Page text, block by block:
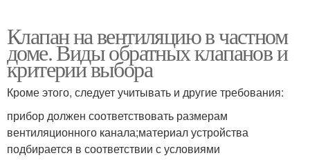
Клапан на вентиляцию в частном
доме. Виды обратных клапанов и
критерии выбора
Кроме этого, следует учитывать и другие требования:
прибор должен соответствовать размерам
вентиляционного канала;материал устройства
подбирается в соответствии с условиями